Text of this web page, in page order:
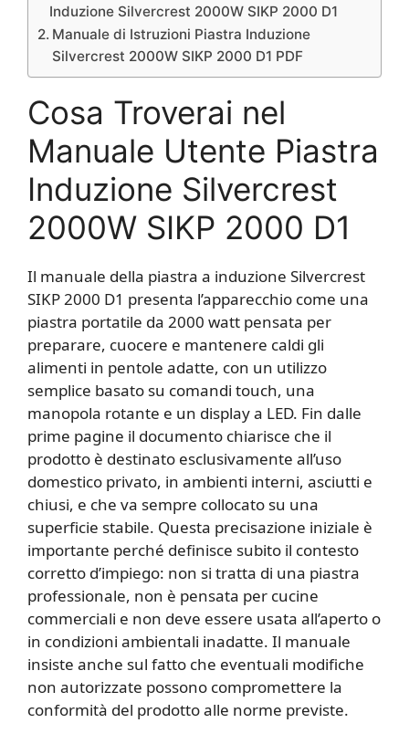
Induzione Silvercrest 2000W SIKP 2000 D1
Manuale di Istruzioni Piastra Induzione
Silvercrest 2000W SIKP 2000 D1 PDF
Cosa Troverai nel
Manuale Utente Piastra
Induzione Silvercrest
2000W SIKP 2000 D1
Il manuale della piastra a induzione Silvercrest
SIKP 2000 D1 presenta l’apparecchio come una
piastra portatile da 2000 watt pensata per
preparare, cuocere e mantenere caldi gli
alimenti in pentole adatte, con un utilizzo
semplice basato su comandi touch, una
manopola rotante e un display a LED. Fin dalle
prime pagine il documento chiarisce che il
prodotto è destinato esclusivamente all’uso
domestico privato, in ambienti interni, asciutti e
chiusi, e che va sempre collocato su una
superficie stabile. Questa precisazione iniziale è
importante perché definisce subito il contesto
corretto d’impiego: non si tratta di una piastra
professionale, non è pensata per cucine
commerciali e non deve essere usata all’aperto o
in condizioni ambientali inadatte. Il manuale
insiste anche sul fatto che eventuali modifiche
non autorizzate possono compromettere la
conformità del prodotto alle norme previste.